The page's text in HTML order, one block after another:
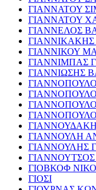
ΓΙΑΝΝΑΤΟΥ
ΓΙΑΝΝΑΤΟΥ
ΓΙΑΝΝΕΛΟΣ
ΓΙΑΝΝΙΚΟΥ
ΓΙΑΝΝΙΜΠΑΣ
ΓΙΑΝΝΙΩΣΗΣ
ΓΙΑΝΝΟΥΛΗ
ΓΙΑΝΝΟΥΛΗΣ
ΓΙΑΝΝΟΥΤΣΟΣ
ΓΙΟΒΚΟΦ
ΓΙΟΣΙ